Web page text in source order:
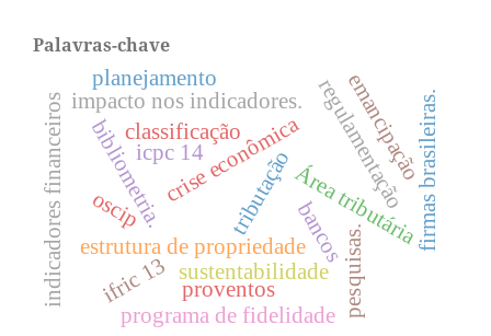
Palavras-chave
classificação
Área tributária
tributação
estrutura de propriedade firmas brasileiras.
bibliometria.
bancos
crise econômica
impacto nos indicadores. regulamentação
pesquisas.
oscip
sustentabilidade
ifric 13
programa de fidelidade
planejamento
icpc 14
indicadores financeiros proventos
emancipação